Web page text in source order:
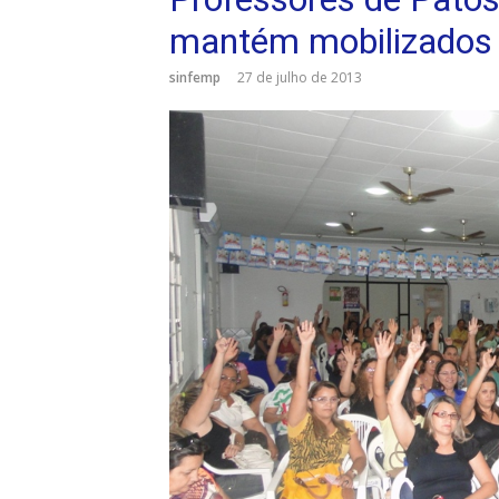
mantém mobilizados
sinfemp 27 de julho de 2013